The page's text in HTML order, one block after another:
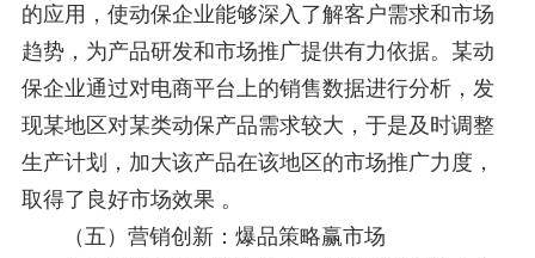
的应用，使动保企业能够深入了解客户需求和市场
趋势，为产品研发和市场推广提供有力依据。某动
保企业通过对电商平台上的销售数据进行分析，发
现某地区对某类动保产品需求较大，于是及时调整
生产计划，加大该产品在该地区的市场推广力度，
取得了良好市场效果 。
（五）营销创新：爆品策略赢市场